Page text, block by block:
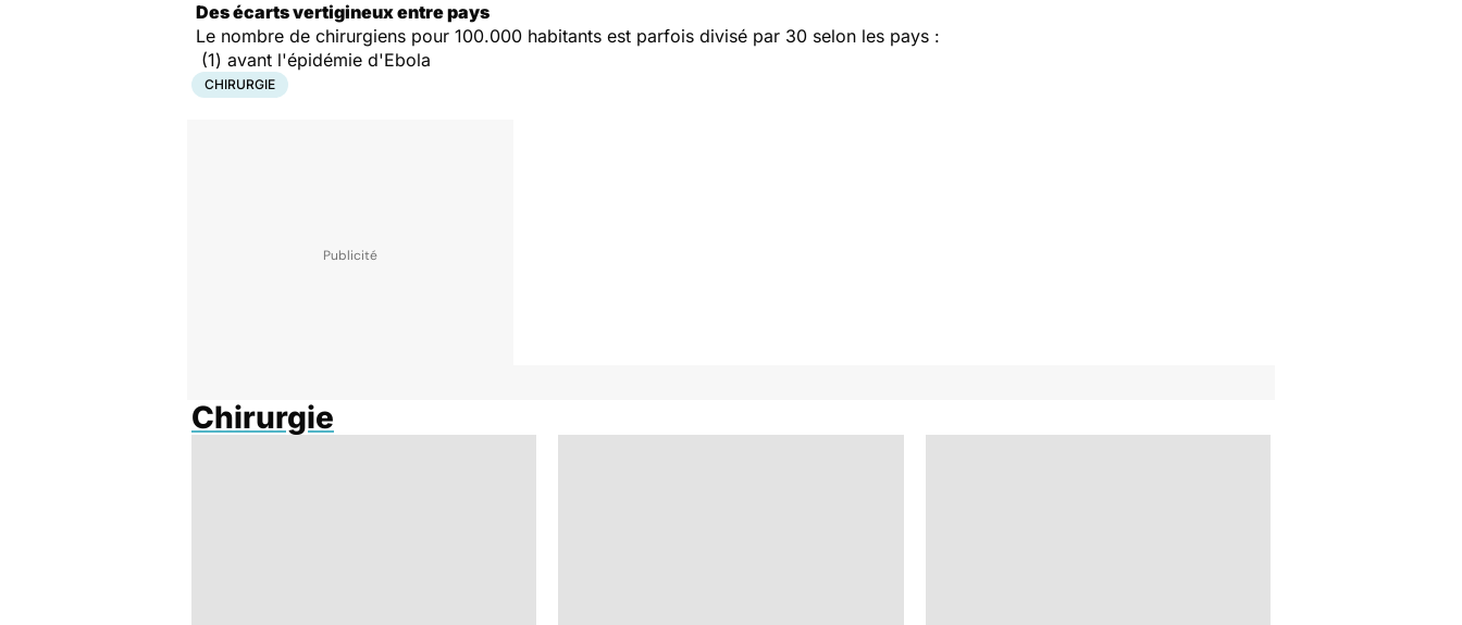
Des écarts vertigineux entre pays
Le nombre de chirurgiens pour 100.000 habitants est parfois divisé par 30 selon les pays :
(1) avant l'épidémie d'Ebola
CHIRURGIE
Chirurgie